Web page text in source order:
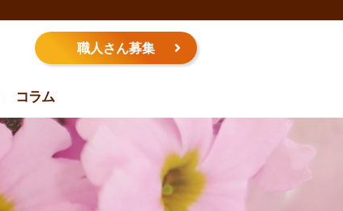
職人さん募集
コラム